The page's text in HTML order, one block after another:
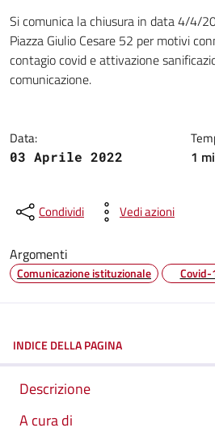
Dettagli della
Si comunica la chiusura in data 4/4/
Piazza Giulio Cesare 52 per motivi
contagio covid e attivazione
comunicazione.
Data:
03 Aprile 2022 1
Condividi Vedi azioni
Argomenti
Comunicazione istituzionale Covid-
INDICE DELLA PAGINA
Descrizione
A cura di